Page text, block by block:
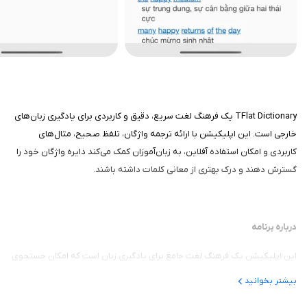
TFlat Dictionary یک فرهنگ لغت سریع، دقیق و کاربردی برای یادگیری زبان‌های
خارجی است. این اپلیکیشن با ارائه ترجمه واژگان، تلفظ صحیح، مثال‌های
کاربردی و امکان استفاده آفلاین، به زبان‌آموزان کمک می‌کند دایره واژگان خود را
گسترش دهند و درک بهتری از معانی کلمات داشته باشند.
درباره برنامه
این اپلیکیشن یک فرهنگ لغت جامع برای یادگیری زبان است که امکان جستجوی
بیشتر بخوانید